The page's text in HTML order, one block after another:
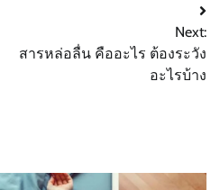
Next:
สารหล่อลื่น คืออะไร ต้องระวัง
อะไรบ้าง